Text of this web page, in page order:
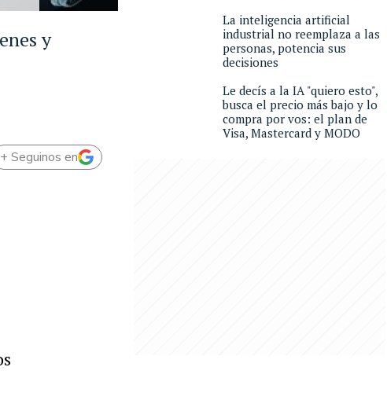
y
+ Seguinos en
La inteligencia artificial
industrial no reemplaza a las
personas, potencia sus
decisiones
Le decís a la IA "quiero esto",
busca el precio más bajo y lo
compra por vos: el plan de
Visa, Mastercard y MODO